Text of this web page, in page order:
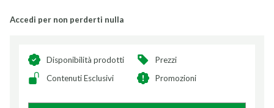
Accedi per non perderti nulla
Disponibilità prodotti
Prezzi
Contenuti Esclusivi
Promozioni